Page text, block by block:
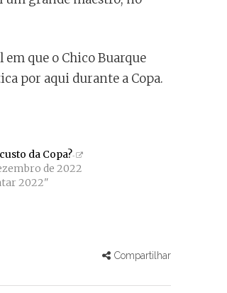
que o Chico Buarque
por aqui durante a Copa.
da Copa?
de 2022
2022"
Compartilhar